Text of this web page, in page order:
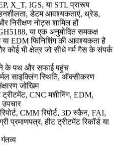
X_T, IGS, या STL प्रारूप
डेटम आवश्यकताएं, थ्रेड,
नोट्स शामिल हों
या एक अनुमोदित समकक्ष
या EDM फिनिशिंग की आवश्यकता है
कोई भी क्षेत्र जो सीधे गर्म गैस के संपर्क
के पथ और सफाई पहुंच
साइक्लिंग स्थिति, ऑक्सीकरण
जोखिम
CNC मशीनिंग, EDM,
उपचार
CMM रिपोर्ट, 3D स्कैन, FAI,
प्रमाणपत्र, हीट ट्रीटमेंट रिकॉर्ड या